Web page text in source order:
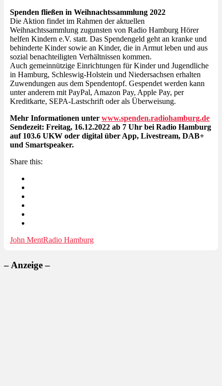
Spenden fließen in Weihnachtssammlung 2022
Die Aktion findet im Rahmen der aktuellen
Weihnachtssammlung zugunsten von Radio Hamburg Hörer
helfen Kindern e.V. statt. Das Spendengeld geht an kranke und
behinderte Kinder sowie an Kinder, die in Armut leben und aus
sozial benachteiligten Verhältnissen kommen.
Auch gemeinnützige Einrichtungen für Kinder und Jugendliche
in Hamburg, Schleswig-Holstein und Niedersachsen erhalten
Zuwendungen aus dem Spendentopf. Gespendet werden kann
unter anderem mit PayPal, Amazon Pay, Apple Pay, per
Kreditkarte, SEPA-Lastschrift oder als Überweisung.
Mehr Informationen unter www.spenden.radiohamburg.de
Sendezeit: Freitag, 16.12.2022 ab 7 Uhr bei Radio Hamburg
auf 103.6 UKW oder digital über App, Livestream, DAB+
und Smartspeaker.
Share this:
John MentRadio Hamburg
– Anzeige –